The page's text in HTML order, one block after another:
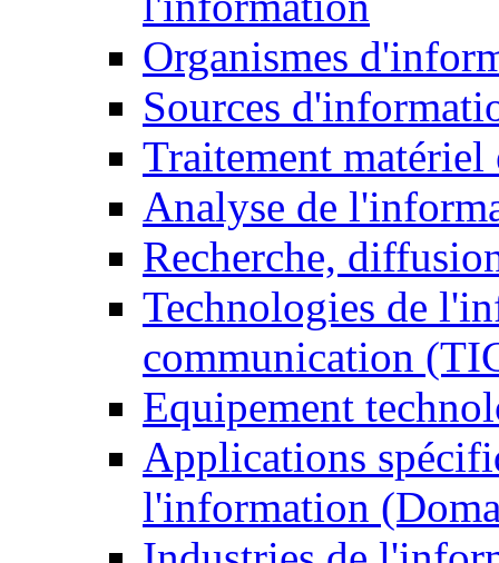
Organismes
Sources
Traitement matériel
Analyse de
Recherche,
Technologies de
communication
Equipement
Applications
l'information